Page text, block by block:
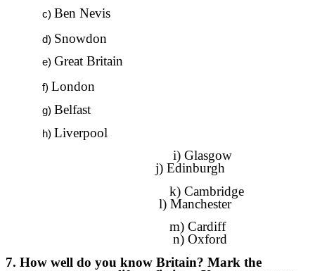
Ben Nevis
Snowdon
Great Britain
London
Belfast
Liverpool
i) Glasgow
j) Edinburgh
k) Cambridge
l) Manchester
m) Cardiff
n) Oxford
7. How well do you know Britain? Mark the